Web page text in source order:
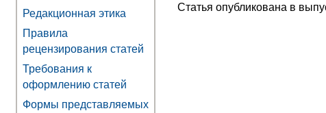
Редакционная этика
Правила
рецензирования статей
Требования к
оформлению статей
Формы представляемых
Статья опубликована в